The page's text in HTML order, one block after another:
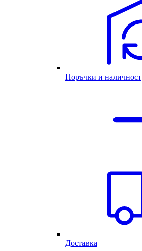
Поръчки и наличност
Доставка